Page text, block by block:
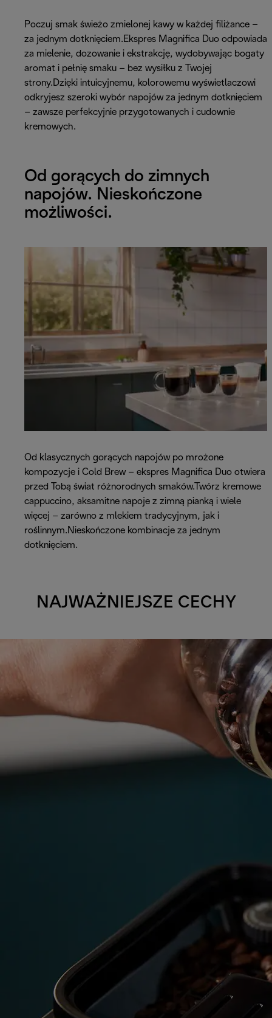
Poczuj smak świeżo zmielonej kawy w każdej filiżance –
za jednym dotknięciem.Ekspres Magnifica Duo odpowiada
za mielenie, dozowanie i ekstrakcję, wydobywając bogaty
aromat i pełnię smaku – bez wysiłku z Twojej
strony.Dzięki intuicyjnemu, kolorowemu wyświetlaczowi
odkryjesz szeroki wybór napojów za jednym dotknięciem
– zawsze perfekcyjnie przygotowanych i cudownie
kremowych.
Od gorących do zimnych
napojów. Nieskończone
możliwości.
Od klasycznych gorących napojów po mrożone
kompozycje i Cold Brew – ekspres Magnifica Duo otwiera
przed Tobą świat różnorodnych smaków.Twórz kremowe
cappuccino, aksamitne napoje z zimną pianką i wiele
więcej – zarówno z mlekiem tradycyjnym, jak i
roślinnym.Nieskończone kombinacje za jednym
dotknięciem.
NAJWAŻNIEJSZE CECHY